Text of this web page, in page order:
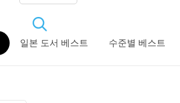
일본 도서 베스트 수준별 베스트